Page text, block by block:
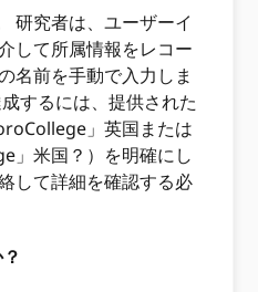
研究者は、ユーザーイ
して所属情報をレコー
名前を手動で入力しま
するには、提供された
」英国または
」米国？）を明確にし
して詳細を確認する必